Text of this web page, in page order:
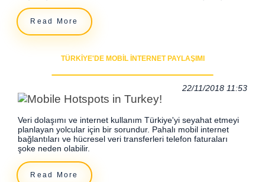
Read More
TÜRKIYE'DE MOBIL İNTERNET PAYLAŞIMI
22/11/2018 11:53
Veri dolaşımı ve internet kullanım Türkiye'yi seyahat etmeyi
planlayan yolcular için bir sorundur. Pahalı mobil internet
bağlantıları ve hücresel veri transferleri telefon faturaları
şoke neden olabilir.
Read More